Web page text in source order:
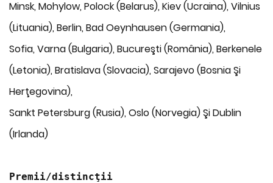
Minsk, Mohylow, Polock (Belarus), Kiev (Ucraina), Vilnius
(Lituania), Berlin, Bad Oeynhausen (Germania),
Sofia, Varna (Bulgaria), Bucureşti (România), Berkenele
(Letonia), Bratislava (Slovacia), Sarajevo (Bosnia Şi
Herţegovina),
Sankt Petersburg (Rusia), Oslo (Norvegia) Şi Dublin
(Irlanda)
Premii/distincţii